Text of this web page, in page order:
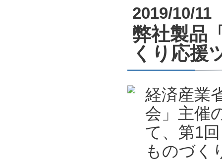
2019/10/11
弊社製品
くり応援
経済産業
会」主催
て、第1
ものづく